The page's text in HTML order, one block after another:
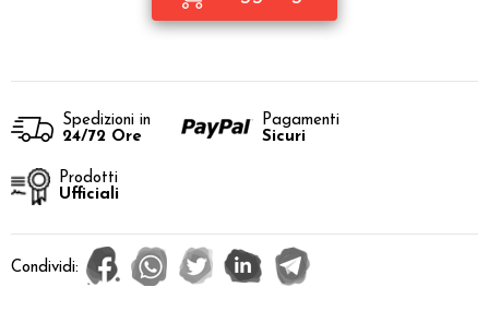
Spedizioni in
24/72 Ore
Pagamenti
Sicuri
Prodotti
Ufficiali
Condividi: